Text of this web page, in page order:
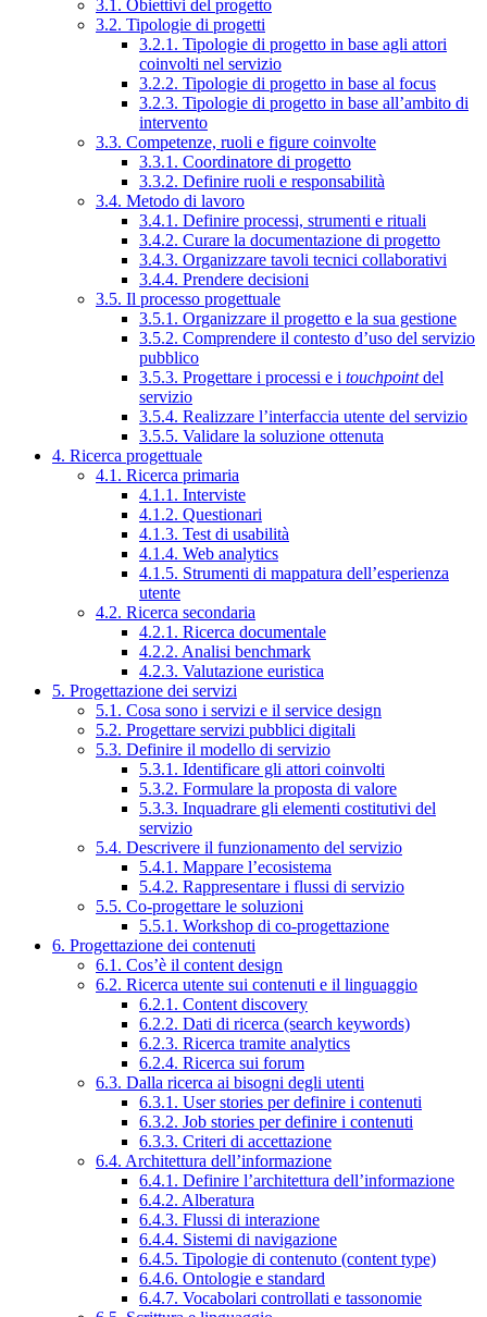
3.1. Obiettivi del progetto
3.2. Tipologie di progetti
3.2.1. Tipologie di progetto in base agli attori
coinvolti nel servizio
3.2.2. Tipologie di progetto in base al focus
3.2.3. Tipologie di progetto in base all’ambito di
intervento
3.3. Competenze, ruoli e figure coinvolte
3.3.1. Coordinatore di progetto
3.3.2. Definire ruoli e responsabilità
3.4. Metodo di lavoro
3.4.1. Definire processi, strumenti e rituali
3.4.2. Curare la documentazione di progetto
3.4.3. Organizzare tavoli tecnici collaborativi
3.4.4. Prendere decisioni
3.5. Il processo progettuale
3.5.1. Organizzare il progetto e la sua gestione
3.5.2. Comprendere il contesto d’uso del servizio
pubblico
3.5.3. Progettare i processi e i touchpointdel
servizio
3.5.4. Realizzare l’interfaccia utente del servizio
3.5.5. Validare la soluzione ottenuta
4. Ricerca progettuale
4.1. Ricerca primaria
4.1.1. Interviste
4.1.2. Questionari
4.1.3. Test di usabilità
4.1.4. Web analytics
4.1.5. Strumenti di mappatura dell’esperienza
utente
4.2. Ricerca secondaria
4.2.1. Ricerca documentale
4.2.2. Analisi benchmark
4.2.3. Valutazione euristica
5. Progettazione dei servizi
5.1. Cosa sono i servizi e il service design
5.2. Progettare servizi pubblici digitali
5.3. Definire il modello di servizio
5.3.1. Identificare gli attori coinvolti
5.3.2. Formulare la proposta di valore
5.3.3. Inquadrare gli elementi costitutivi del
servizio
5.4. Descrivere il funzionamento del servizio
5.4.1. Mappare l’ecosistema
5.4.2. Rappresentare i flussi di servizio
5.5. Co-progettare le soluzioni
5.5.1. Workshop di co-progettazione
6. Progettazione dei contenuti
6.1. Cos’è il content design
6.2. Ricerca utente sui contenuti e il linguaggio
6.2.1. Content discovery
6.2.2. Dati di ricerca (search keywords)
6.2.3. Ricerca tramite analytics
6.2.4. Ricerca sui forum
6.3. Dalla ricerca ai bisogni degli utenti
6.3.1. User stories per definire i contenuti
6.3.2. Job stories per definire i contenuti
6.3.3. Criteri di accettazione
6.4. Architettura dell’informazione
6.4.1. Definire l’architettura dell’informazione
6.4.2. Alberatura
6.4.3. Flussi di interazione
6.4.4. Sistemi di navigazione
6.4.5. Tipologie di contenuto (content type)
6.4.6. Ontologie e standard
6.4.7. Vocabolari controllati e tassonomie